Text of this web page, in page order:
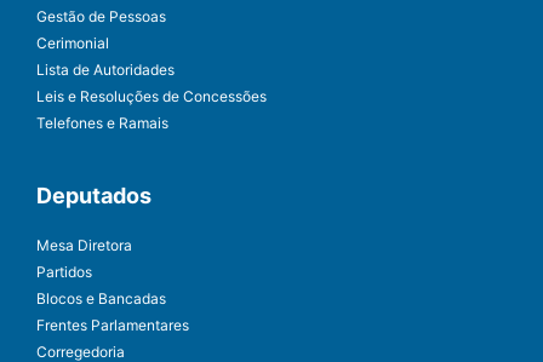
Gestão de Pessoas
Cerimonial
Lista de Autoridades
Leis e Resoluções de Concessões
Telefones e Ramais
Deputados
Mesa Diretora
Partidos
Blocos e Bancadas
Frentes Parlamentares
Corregedoria